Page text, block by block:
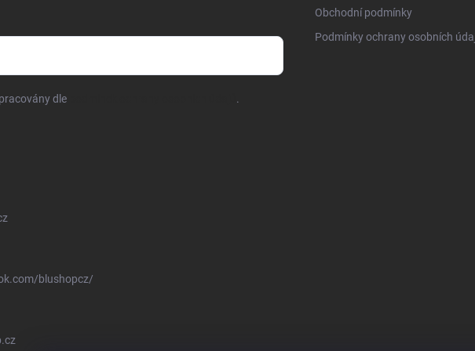
dle .
Obchodní podmínky
Podmínky ochrany osobních
blushopcz/